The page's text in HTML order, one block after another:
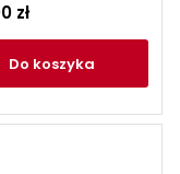
zł
do koszyka